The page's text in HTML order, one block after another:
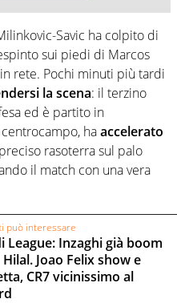
Savic ha colpito di
sui piedi di Marcos
rete. Pochi minuti più tardi
la scena: il terzino
ed è partito in
haaccelerato
rasoterra sul palo
il match con una vera
può interessare
League: Inzaghi già boom
Joao Felix show e
CR7 vicinissimo al